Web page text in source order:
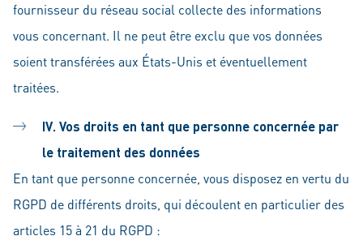
fournisseur du réseau social collecte des informations
vous concernant. Il ne peut être exclu que vos données
soient transférées aux États-Unis et éventuellement
traitées.
IV. Vos droits en tant que personne concernée par
le traitement des données
En tant que personne concernée, vous disposez en vertu du
RGPD de différents droits, qui découlent en particulier des
articles 15 à 21 du RGPD :